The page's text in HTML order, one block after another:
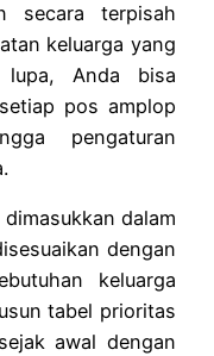
secara terpisah
keluarga yang
lupa, Anda bisa
pos amplop
pengaturan
dalam
dengan
keluarga
tabel prioritas
awal dengan